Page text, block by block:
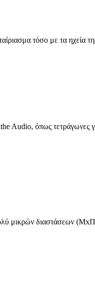
τόσο με τα
Audio, όπως
μικρών διαστάσεων